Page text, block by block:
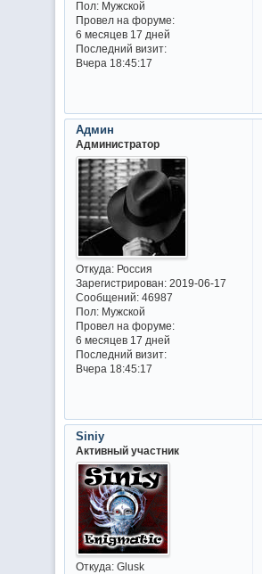
Пол:Мужской
Провел на форуме:
6 месяцев 17 дней
Последний визит:
Вчера 18:45:17
Админ
Администратор
Откуда:Россия
Зарегистрирован: 2019-06-17
Сообщений:46987
Пол:Мужской
Провел на форуме:
6 месяцев 17 дней
Последний визит:
Вчера 18:45:17
Siniy
Активный участник
Откуда:Glusk